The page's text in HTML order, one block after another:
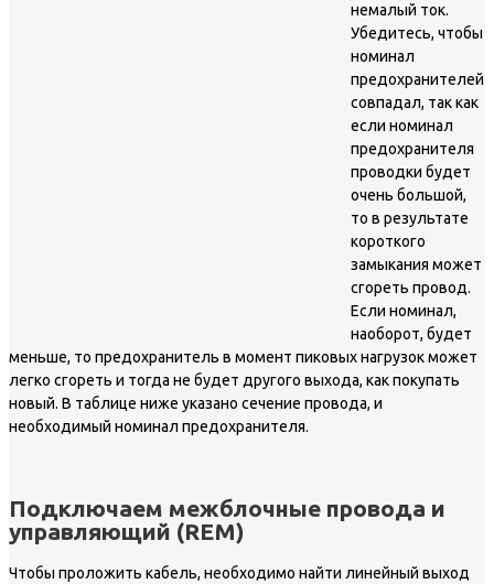
немалый ток.
Убедитесь, чтобы
номинал
предохранителей
совпадал, так как
если номинал
предохранителя
проводки будет
очень большой,
то в результате
короткого
замыкания может
сгореть провод.
Если номинал,
наоборот, будет
меньше, то предохранитель в момент пиковых нагрузок может
легко сгореть и тогда не будет другого выхода, как покупать
новый. В таблице ниже указано сечение провода, и
необходимый номинал предохранителя.
Подключаем межблочные провода и
управляющий (REM)
Чтобы проложить кабель, необходимо найти линейный выход